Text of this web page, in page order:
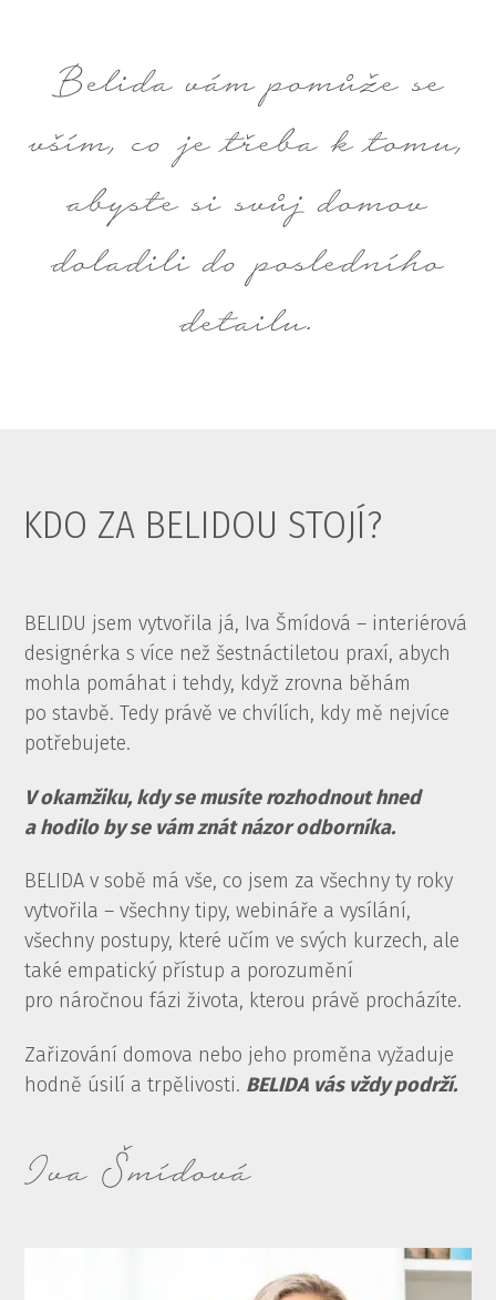
Belida vám pomůže se
vším, co je třeba k tomu,
abyste si svůj domov
doladili do posledního
detailu.
KDO ZA BELIDOU STOJÍ?
BELIDU jsem vytvořila já, Iva Šmídová – interiérová
designérka s více než šestnáctiletou praxí, abych
mohla pomáhat i tehdy, když zrovna běhám
po stavbě. Tedy právě ve chvílích, kdy mě nejvíce
potřebujete.
V okamžiku, kdy se musíte rozhodnout hned
a hodilo by se vám znát názor odborníka.
BELIDA v sobě má vše, co jsem za všechny ty roky
vytvořila – všechny tipy, webináře a vysílání,
všechny postupy, které učím ve svých kurzech, ale
také empatický přístup a porozumění
pro náročnou fázi života, kterou právě procházíte.
Zařizování domova nebo jeho proměna vyžaduje
hodně úsilí a trpělivosti. BELIDA vás vždy podrží.
Iva Šmídová